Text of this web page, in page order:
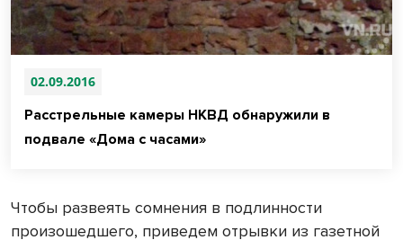
02.09.2016
Расстрельные камеры НКВД обнаружили в
подвале «Дома с часами»
Чтобы развеять сомнения в подлинности
произошедшего, приведем отрывки из газетной